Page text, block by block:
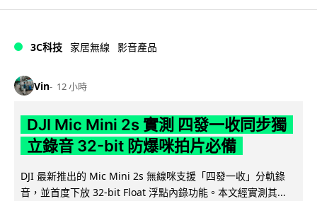
3C科技 家居無線 影音產品
Vin 12 小時
DJI Mic Mini 2s 實測 四發一收同步獨
立錄音 32-bit 防爆咪拍片必備
DJI 最新推出的 Mic Mini 2s 無線咪支援「四發一收」分軌錄
音，並首度下放 32-bit Float 浮點內錄功能。本文經實測其...